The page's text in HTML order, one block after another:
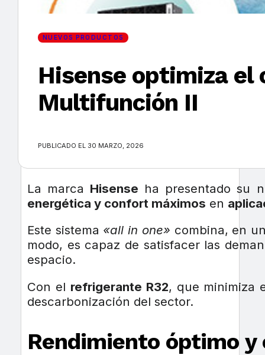
Encuentra tu noticia
×
NUEVOS PRODUCTOS
Hisense optimiza el
Multifunción II
PUBLICADO EL 30 MARZO, 2026
La marca Hisense ha presentado su
energética y confort máximos en
Este sistema «all in one» combina, en
modo, es capaz de satisfacer las
espacio.
Con el refrigerante R32, que minimiza
descarbonización del sector.
Rendimiento óptimo